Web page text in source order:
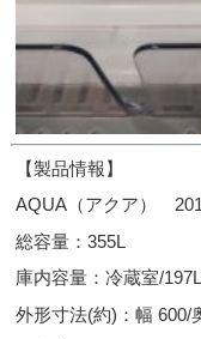
【製品情報】
AQUA（アクア）
総容量：355L
庫内容量：冷蔵室/
外形寸法(約)：幅 600/